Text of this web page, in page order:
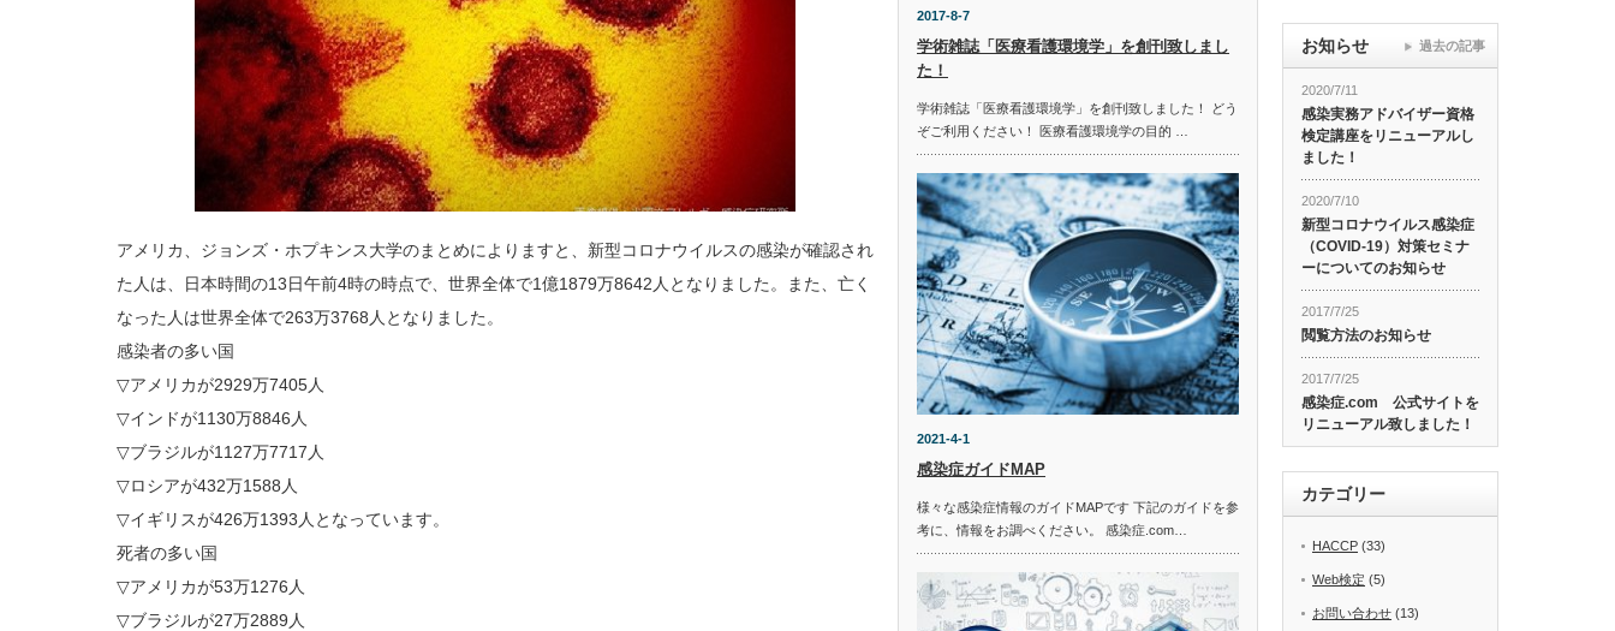
アメリカ、ジョンズ・ホプキンス大学のまとめによりますと、新型コロナウイルスの感染が確認され
た人は、日本時間の13日午前4時の時点で、世界全体で1億1879万8642人となりました。また、亡く
なった人は世界全体で263万3768人となりました。
感染者の多い国
▽アメリカが2929万7405人
▽インドが1130万8846人
▽ブラジルが1127万7717人
▽ロシアが432万1588人
▽イギリスが426万1393人となっています。
死者の多い国
▽アメリカが53万1276人
▽ブラジルが27万2889人
2017-8-7
学術雑誌「医療看護環境学」を創刊致しまし
た！
学術雑誌「医療看護環境学」を創刊致しました！ どう
ぞご利用ください！ 医療看護環境学の目的 …
2021-4-1
感染症ガイドMAP
様々な感染症情報のガイドMAPです 下記のガイドを参
考に、情報をお調べください。 感染症.com…
お知らせ
2020/7/11
感染実務アドバイザー資格
検定講座をリニューアルし
ました！
2020/7/10
新型コロナウイルス感染症
（COVID-19）対策セミナ
ーについてのお知らせ
2017/7/25
閲覧方法のお知らせ
2017/7/25
感染症.com 公式サイトを
リニューアル致しました！
過去の記事
カテゴリー
HACCP (33)
Web検定 (5)
お問い合わせ (13)